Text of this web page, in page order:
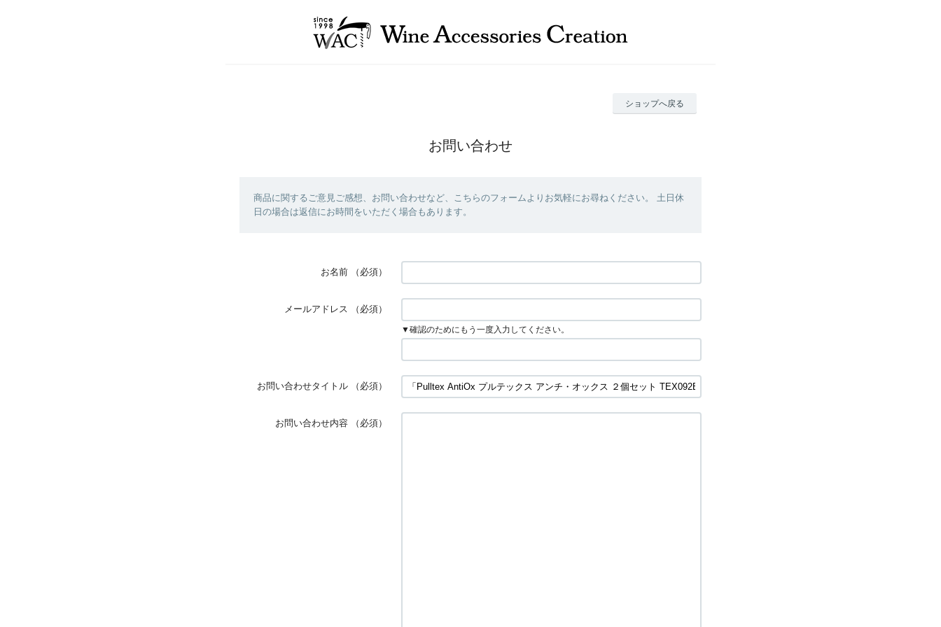
ショップへ戻る
お問い合わせ
商品に関するご意見ご感想、お問い合わせなど、こちらのフォームよりお気軽にお尋ねください。 土日休
日の場合は返信にお時間をいただく場合もあります。
お名前 （必須）
メールアドレス （必須）
▼確認のためにもう一度入力してください。
お問い合わせタイトル （必須）
お問い合わせ内容 （必須）